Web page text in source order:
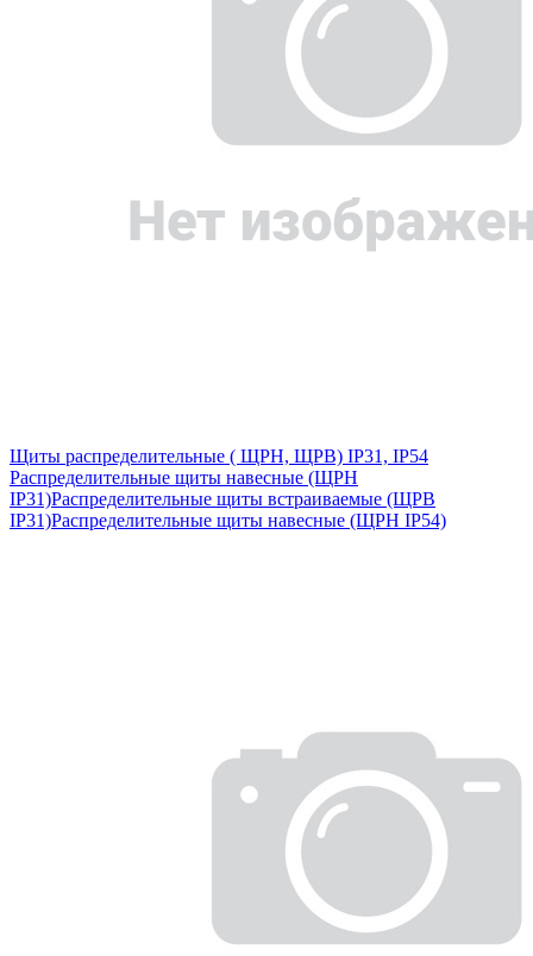
Щиты распределительные ( ЩРН, ЩРВ) IP31, IP54
Распределительные щиты навесные (ЩРН
IP31)Распределительные щиты встраиваемые (ЩРВ
IP31)Распределительные щиты навесные (ЩРН IP54)